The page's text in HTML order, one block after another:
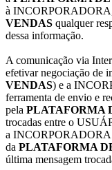
à
VENDAS qualquer
dessa informação.
A comunicação via
efetivar negociação de
VENDAS) e a
ferramenta de envio e
pela PLATAFORMA
trocadas entre o
a INCORPORADORA
da PLATAFORMA
última mensagem